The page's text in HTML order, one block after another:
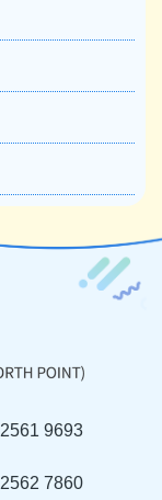
2561 9693
2562 7860